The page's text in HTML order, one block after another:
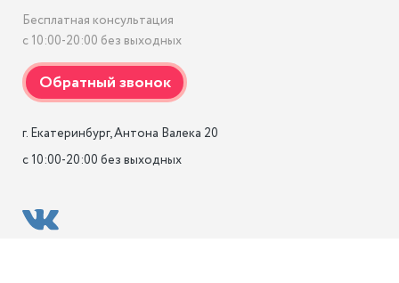
Бесплатная консультация
с 10:00-20:00 без выходных
г. Екатеринбург, Антона Валека 20
с 10:00-20:00 без выходных